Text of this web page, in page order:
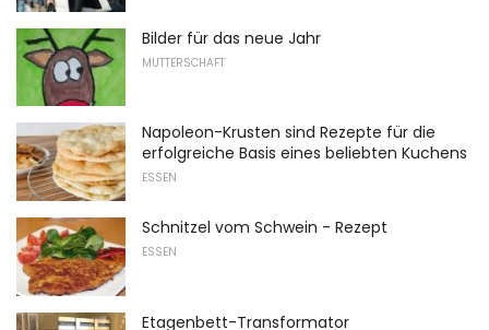
Bilder für das neue Jahr
MUTTERSCHAFT
Napoleon-Krusten sind Rezepte für die
erfolgreiche Basis eines beliebten Kuchens
ESSEN
Schnitzel vom Schwein - Rezept
ESSEN
Etagenbett-Transformator